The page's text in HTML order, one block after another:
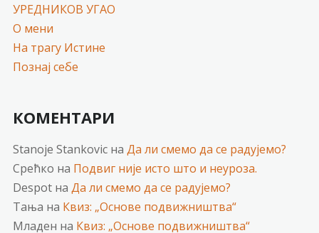
УРЕДНИКОВ УГАО
О мени
На трагу Истине
Познај себе
КОМЕНТАРИ
Stanoje Stankovicна Да ли смемо да се радујемо?
Срећко на Подвиг није исто што и неуроза.
Despotна Да ли смемо да се радујемо?
Тања на Квиз: „Основе подвижништва“
Младен на Квиз: „Основе подвижништва“